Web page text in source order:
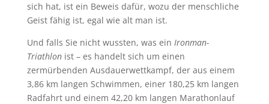
sich hat, ist ein Beweis dafür, wozu der menschliche
Geist fähig ist, egal wie alt man ist.
Und falls Sie nicht wussten, was ein Ironman-
Triathlonist – es handelt sich um einen
zermürbenden Ausdauerwettkampf, der aus einem
3,86 km langen Schwimmen, einer 180,25 km langen
Radfahrt und einem 42,20 km langen Marathonlauf